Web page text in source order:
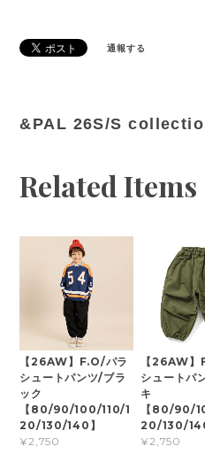
通報する
&PAL 26S/S
Related Items
【26AW】F.O/パラ
シュートパンツ/ブラ
ック
【80/90/100/110/1
20/130/140】
¥2,750
【26AW】
シュートパ
キ
【80/90/
20/130/
¥2,750